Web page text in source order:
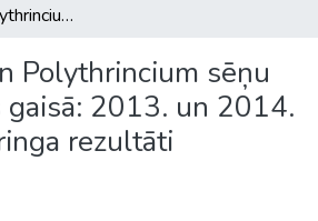
Epicoccum un Polythrincium sēņu sporas Rīgas gaisā: 2013. un 2014. gada monitoringa rezultāti
Polythrincium sēņu
gaisā: 2013. un 2014.
rezultāti